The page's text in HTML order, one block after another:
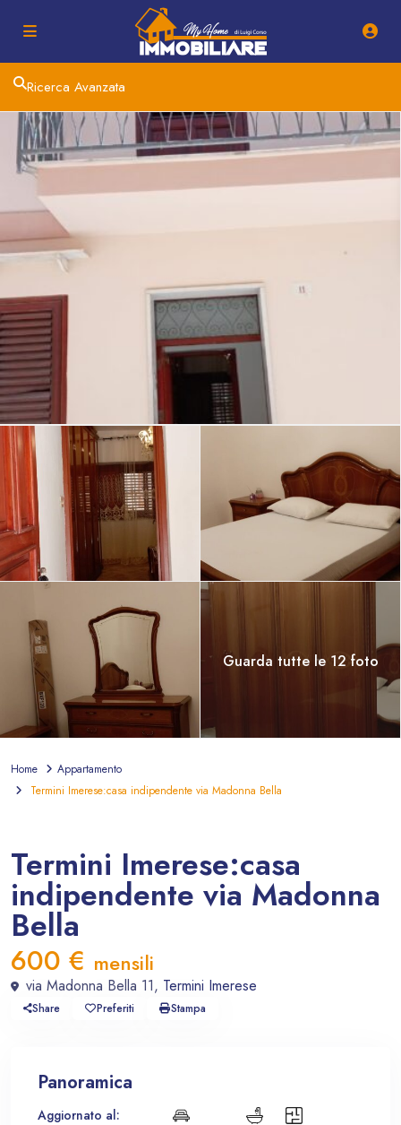
Ricerca Avanzata
Guarda tutte le 12 foto
Home
Appartamento
Termini Imerese:casa indipendente via Madonna Bella
Termini Imerese:casa
indipendente via Madonna
Bella
600 € mensili
via Madonna Bella 11, Termini Imerese
Share Preferiti Stampa
Panoramica
Aggiornato al: